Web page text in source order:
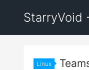
StarryVoid
Linux